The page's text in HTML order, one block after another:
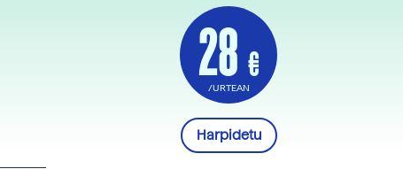
28 €
/URTEAN
Harpidetu